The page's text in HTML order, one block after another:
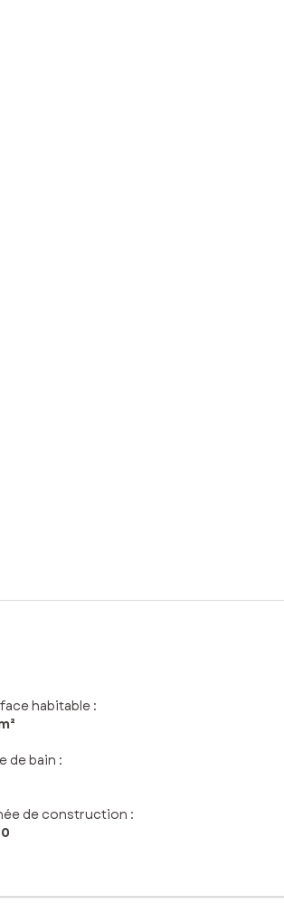
habitable :
de bain :
de construction :